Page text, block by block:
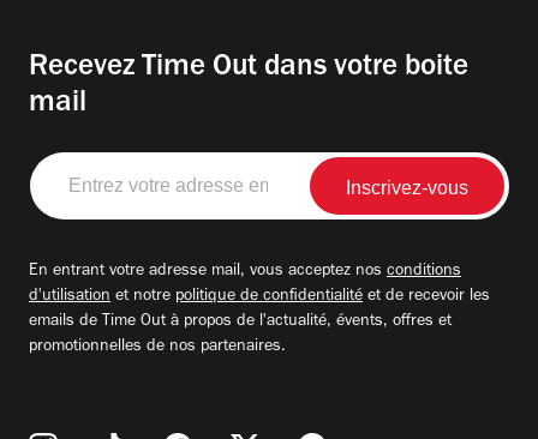
Recevez Time Out dans votre boite
mail
Entrez
votre
adresse
En entrant votre adresse mail, vous acceptez nos conditions
d'utilisation et notre politique de confidentialité et de recevoir les
emails de Time Out à propos de l'actualité, évents, offres et
promotionnelles de nos partenaires.